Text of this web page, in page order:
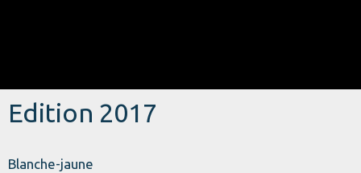
Edition 2017
Blanche-jaune